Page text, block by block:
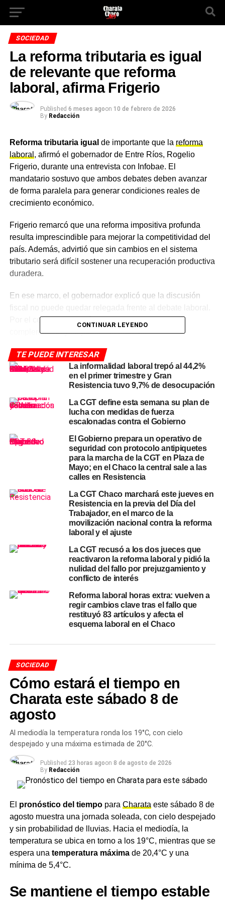
SOCIEDAD
La reforma tributaria es igual
de relevante que reforma
laboral, afirma Frigerio
Published 6 meses agoon 10 de febrero de 2026
By Redacción
Reforma tributaria igual de importante que la reforma
laboral , afirmó el gobernador de Entre Ríos, Rogelio
Frigerio, durante una entrevista con Infobae. El
mandatario sostuvo que ambos debates deben avanzar
de forma paralela para generar condiciones reales de
crecimiento económico.
Frigerio remarcó que una reforma impositiva profunda
resulta imprescindible para mejorar la competitividad del
país. Además, advirtió que sin cambios en el sistema
tributario será difícil sostener una recuperación productiva
duradera.
En ese marco, el gobernador explicó que la discusión
Por el contrario, señaló que ambas reformas se
complementan y se potencian entre sí.
Por qué la reforma tributaria
igual ocupa un lugar central
Frigerio sostuvo que Argentina arrastra un esquema
tributario complejo y poco eficiente. Según explicó, esa
producción en todo el territorio.
En ese contexto, planteó que una reforma tributaria igual
de relevante que la laboral permitiría reducir distorsiones.
Además, facilitaría la actividad económica, especialmente
en las provincias del interior.
El gobernador remarcó que el sistema actual castiga al
sector productivo. Por eso, consideró necesario revisar
impuestos que afectan la competitividad y el empleo
El vínculo entre impuestos,
empleo y crecimiento
fiscal impacta de manera directa sobre el mercado
pensarse una reforma del empleo sin cambios
impositivos.
Asimismo, indicó que una estructura tributaria más simple
podría estimular la
recaudación.
Por lo tanto, insistió en que la reforma tributaria igual
debe debatirse junto con la laboral. Según su visión,
separarlas implica perder eficacia en ambas discusiones.
La mirada de las provincias
sobre la reforma tributaria
Frigerio también habló desde su rol de gobernador.
Señaló que muchas provincias sufren los efectos de un
CONTINUAR LEYENDO
TE PUEDE INTERESAR
La informalidad laboral trepó al 44,2%
en el primer trimestre y Gran
Resistencia tuvo 9,7% de desocupación
La CGT define esta semana su plan de
lucha con medidas de fuerza
escalonadas contra el Gobierno
El Gobierno prepara un operativo de
seguridad con protocolo antipiquetes
para la marcha de la CGT en Plaza de
Mayo; en el Chaco la central sale a las
calles en Resistencia
La CGT Chaco marchará este jueves en
Resistencia en la previa del Día del
Trabajador, en el marco de la
movilización nacional contra la reforma
laboral y el ajuste
La CGT recusó a los dos jueces que
reactivaron la reforma laboral y pidió la
nulidad del fallo por prejuzgamiento y
conflicto de interés
Reforma laboral horas extra: vuelven a
regir cambios clave tras el fallo que
restituyó 83 artículos y afecta el
esquema laboral en el Chaco
SOCIEDAD
Cómo estará el tiempo en
Charata este sábado 8 de
agosto
Al mediodía la temperatura ronda los 19°C, con cielo
despejado y una máxima estimada de 20°C.
Published 23 horas agoon 8 de agosto de 2026
By Redacción
El pronóstico del tiempopara Charata este sábado 8 de
agosto muestra una jornada soleada, con cielo despejado
y sin probabilidad de lluvias. Hacia el mediodía, la
temperatura se ubica en torno a los 19°C, mientras que se
espera una temperatura máximade 20,4°C y una
mínima de 5,4°C.
Se mantiene el tiempo estable